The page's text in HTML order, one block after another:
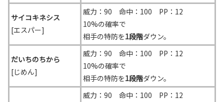
サイコキネシス
[エスパー]
威力：90 命中：100 PP：12
10%の確率で
相手の特防を1段階ダウン。
だいちのちから
[じめん]
威力：90 命中：100 PP：12
10%の確率で
相手の特防を1段階ダウン。
威力：90 命中：100 PP：12